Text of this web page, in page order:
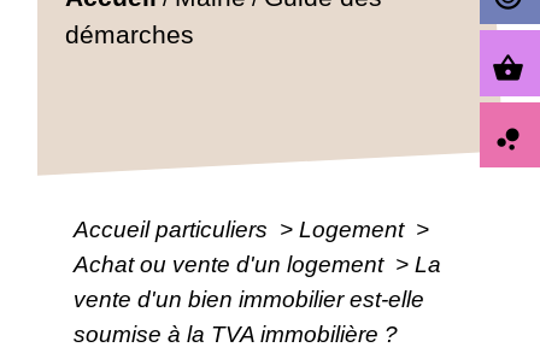
démarches
Accueil particuliers > Logement >
Achat ou vente d'un logement > La
vente d'un bien immobilier est-elle
soumise à la TVA immobilière ?
shopping_basket
bubble_chart